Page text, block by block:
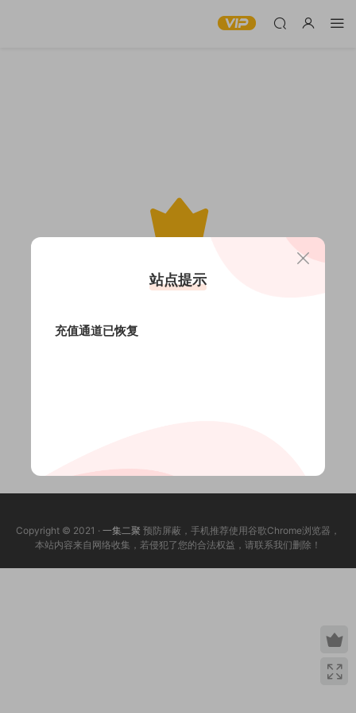
此内容仅限VIP查看
Copyright © 2021 · 一集二聚 预防屏蔽，手机推荐使用谷歌Chrome浏览器，
本站内容来自网络收集，若侵犯了您的合法权益，请联系我们删除！
站点提示
充值通道已恢复